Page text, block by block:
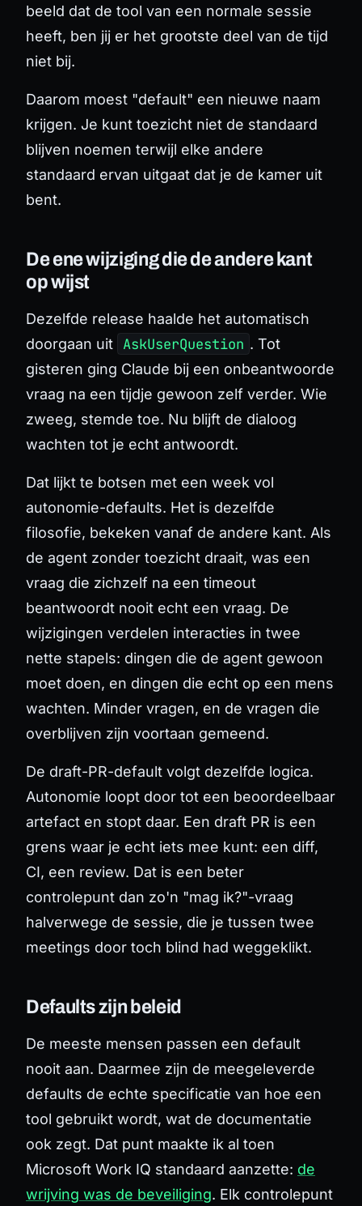
beeld dat de tool van een normale sessie
heeft, ben jij er het grootste deel van de tijd
niet bij.
Daarom moest "default" een nieuwe naam
krijgen. Je kunt toezicht niet de standaard
blijven noemen terwijl elke andere
standaard ervan uitgaat dat je de kamer uit
bent.
De ene wijziging die de andere kant
op wijst
Dezelfde release haalde het automatisch
doorgaan uit
AskUserQuestion . Tot
gisteren ging Claude bij een onbeantwoorde
vraag na een tijdje gewoon zelf verder. Wie
zweeg, stemde toe. Nu blijft de dialoog
wachten tot je echt antwoordt.
Dat lijkt te botsen met een week vol
autonomie-defaults. Het is dezelfde
filosofie, bekeken vanaf de andere kant. Als
de agent zonder toezicht draait, was een
vraag die zichzelf na een timeout
beantwoordt nooit echt een vraag. De
wijzigingen verdelen interacties in twee
nette stapels: dingen die de agent gewoon
moet doen, en dingen die echt op een mens
wachten. Minder vragen, en de vragen die
overblijven zijn voortaan gemeend.
De draft-PR-default volgt dezelfde logica.
Autonomie loopt door tot een beoordeelbaar
artefact en stopt daar. Een draft PR is een
grens waar je echt iets mee kunt: een diff,
CI, een review. Dat is een beter
controlepunt dan zo'n "mag ik?"-vraag
halverwege de sessie, die je tussen twee
meetings door toch blind had weggeklikt.
Defaults zijn beleid
De meeste mensen passen een default
nooit aan. Daarmee zijn de meegeleverde
defaults de echte specificatie van hoe een
tool gebruikt wordt, wat de documentatie
ook zegt. Dat punt maakte ik al toen
Microsoft Work IQ standaard aanzette: de
wrijving was de beveiliging. Elk controlepunt